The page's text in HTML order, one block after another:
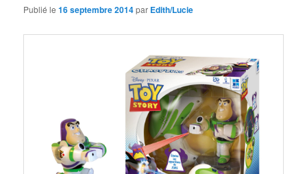
Publié le16 septembre 2014par Edith/Lucie